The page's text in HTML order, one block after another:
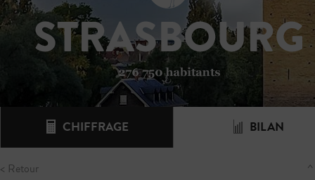
CHIFFRAGE BILAN
< Retour